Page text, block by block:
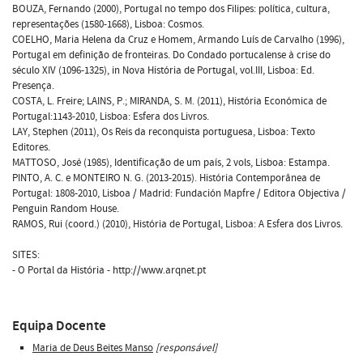
BOUZA, Fernando (2000), Portugal no tempo dos Filipes: política, cultura,
representações (1580-1668), Lisboa: Cosmos.
COELHO, Maria Helena da Cruz e Homem, Armando Luís de Carvalho (1996),
Portugal em definição de fronteiras. Do Condado portucalense à crise do
século XIV (1096-1325), in Nova História de Portugal, vol.III, Lisboa: Ed.
Presença.
COSTA, L. Freire; LAINS, P.; MIRANDA, S. M. (2011), História Económica de
Portugal:1143-2010, Lisboa: Esfera dos Livros.
LAY, Stephen (2011), Os Reis da reconquista portuguesa, Lisboa: Texto
Editores.
MATTOSO, José (1985), Identificação de um país, 2 vols, Lisboa: Estampa.
PINTO, A. C. e MONTEIRO N. G. (2013-2015). História Contemporânea de
Portugal: 1808-2010, Lisboa / Madrid: Fundación Mapfre / Editora Objectiva /
Penguin Random House.
RAMOS, Rui (coord.) (2010), História de Portugal, Lisboa: A Esfera dos Livros.
SITES:
- O Portal da História - http://www.arqnet.pt
Equipa Docente
Maria de Deus Beites Manso [responsável]